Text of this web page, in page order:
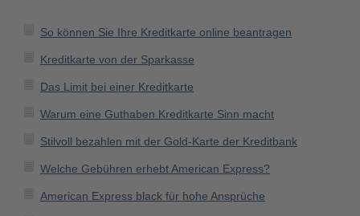
So können Sie Ihre Kreditkarte online beantragen
Kreditkarte von der Sparkasse
Das Limit bei einer Kreditkarte
Warum eine Guthaben Kreditkarte Sinn macht
Stilvoll bezahlen mit der Gold-Karte der Kreditbank
Welche Gebühren erhebt American Express?
American Express black für hohe Ansprüche